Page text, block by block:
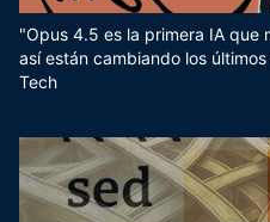
"Opus 4.5 es la primera IA que
así están cambiando los
Tech